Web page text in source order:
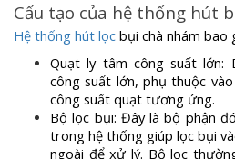
Cấu tạo của hệ thống hút
Hệ thống hút lọc bụi chà nhám bao
Quạt ly tâm công suất lớn:
công suất lớn, phụ thuộc
công suất quạt tương ứng.
Bộ lọc bụi: Đây là bộ phận
trong hệ thống giúp lọc bụi
ngoài để xử lý. Bộ lọc